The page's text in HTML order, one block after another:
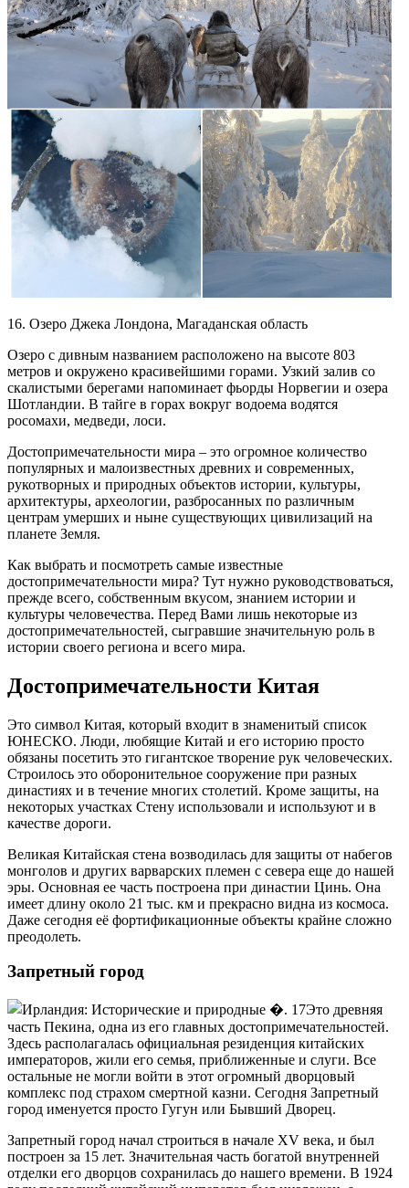
16. Озеро Джека Лондона, Магаданская область
Озеро с дивным названием расположено на высоте 803
метров и окружено красивейшими горами. Узкий залив со
скалистыми берегами напоминает фьорды Норвегии и озера
Шотландии. В тайге в горах вокруг водоема водятся
росомахи, медведи, лоси.
Достопримечательности мира – это огромное количество
популярных и малоизвестных древних и современных,
рукотворных и природных объектов истории, культуры,
архитектуры, археологии, разбросанных по различным
центрам умерших и ныне существующих цивилизаций на
планете Земля.
Как выбрать и посмотреть самые известные
достопримечательности мира? Тут нужно руководствоваться,
прежде всего, собственным вкусом, знанием истории и
культуры человечества. Перед Вами лишь некоторые из
достопримечательностей, сыгравшие значительную роль в
истории своего региона и всего мира.
Достопримечательности Китая
Это символ Китая, который входит в знаменитый список
ЮНЕСКО. Люди, любящие Китай и его историю просто
обязаны посетить это гигантское творение рук человеческих.
Строилось это оборонительное сооружение при разных
династиях и в течение многих столетий. Кроме защиты, на
некоторых участках Стену использовали и используют и в
качестве дороги.
Великая Китайская стена возводилась для защиты от набегов
монголов и других варварских племен с севера еще до нашей
эры. Основная ее часть построена при династии Цинь. Она
имеет длину около 21 тыс. км и прекрасно видна из космоса.
Даже сегодня её фортификационные объекты крайне сложно
преодолеть.
Запретный город
Это древняя
часть Пекина, одна из его главных достопримечательностей.
Здесь располагалась официальная резиденция китайских
императоров, жили его семья, приближенные и слуги. Все
остальные не могли войти в этот огромный дворцовый
комплекс под страхом смертной казни. Сегодня Запретный
город именуется просто Гугун или Бывший Дворец.
Запретный город начал строиться в начале XV века, и был
построен за 15 лет. Значительная часть богатой внутренней
отделки его дворцов сохранилась до нашего времени. В 1924